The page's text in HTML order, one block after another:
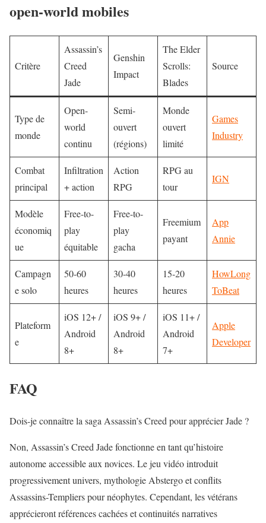
open-world mobiles
Critère
Assassin’s
Creed
Jade
Genshin
Impact
The Elder
Scrolls:
Blades
Source
Type de
monde
Open-
world
continu
Semi-
ouvert
(régions)
Monde
ouvert
limité
Games
Industry
Combat
principal
Infiltration
+ action
Action
RPG
RPG au
tour
IGN
Modèle
économiq
ue
Free-to-
play
équitable
Free-to-
play
gacha
Freemium
payant
App
Annie
Campagn
e solo
50-60
heures
30-40
heures
15-20
heures
HowLong
ToBeat
Plateform
e
iOS 12+ /
Android
8+
iOS 9+ /
Android
8+
iOS 11+ /
Android
7+
Apple
Developer
FAQ
Dois-je connaître la saga Assassin’s Creed pour apprécier Jade ?
Non, Assassin’s Creed Jade fonctionne en tant qu’histoire
autonome accessible aux novices. Lejeu vidéointroduit
progressivement univers, mythologie Abstergo et conflits
Assassins-Templiers pour néophytes. Cependant, les vétérans
apprécieront références cachées et continuités narratives